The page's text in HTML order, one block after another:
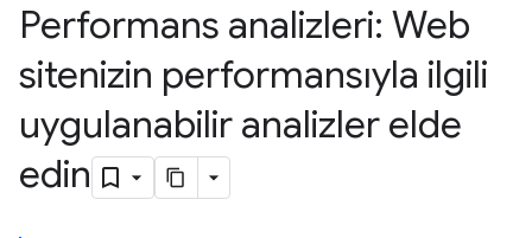
Performans analizleri: Web
sitenizin performansıyla ilgili
uygulanabilir analizler elde
edin